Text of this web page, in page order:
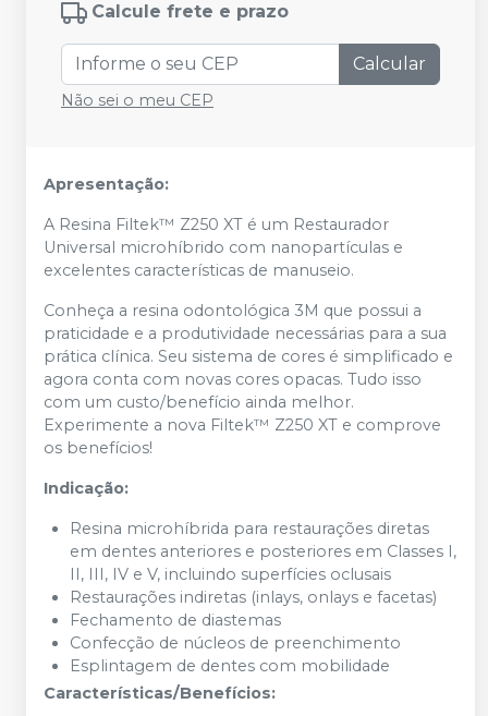
Calcule frete e prazo
Calcular
Não sei o meu CEP
Apresentação:
A Resina Filtek™ Z250 XT é um Restaurador
Universal microhíbrido com nanopartículas e
excelentes características de manuseio.
Conheça a resina odontológica 3M que possui a
praticidade e a produtividade necessárias para a sua
prática clínica. Seu sistema de cores é simplificado e
agora conta com novas cores opacas. Tudo isso
com um custo/benefício ainda melhor.
Experimente a nova Filtek™ Z250 XT e comprove
os benefícios!
Indicação:
Resina microhíbrida para restaurações diretas
em dentes anteriores e posteriores em Classes I,
II, III, IV e V, incluindo superfícies oclusais
Restaurações indiretas (inlays, onlays e facetas)
Fechamento de diastemas
Confecção de núcleos de preenchimento
Esplintagem de dentes com mobilidade
Características/Benefícios: